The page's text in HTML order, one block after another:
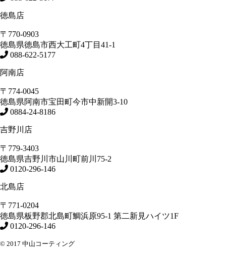
徳島店
〒770-0903
徳島県徳島市西大工町4丁目41-1
088-622-5177
阿南店
〒774-0045
徳島県阿南市宝田町今市中新開3-10
0884-24-8186
吉野川店
〒779-3403
徳島県吉野川市山川町前川75-2
0120-296-146
北島店
〒771-0204
徳島県板野郡北島町鯛浜原95-1 第二新見ハイツ1F
0120-296-146
© 2017 中山コーティング